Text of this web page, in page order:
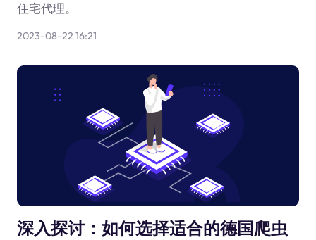
住宅代理。
2023-08-22 16:21
深入探讨：如何选择适合的德国爬虫